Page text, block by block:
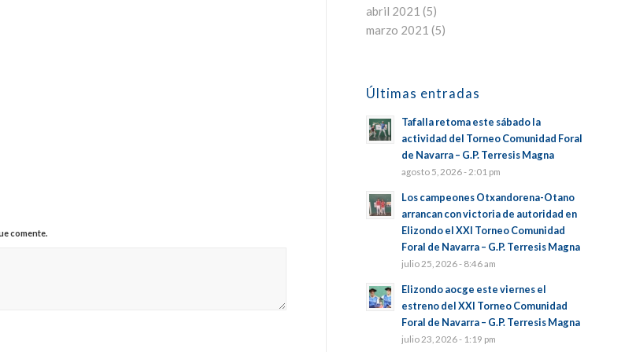
comente.
abril 2021 (5)
marzo 2021 (5)
Últimas entradas
Tafalla retoma este sábado la
actividad del Torneo Comunidad Foral
de Navarra – G.P. Terresis Magna
agosto 5, 2026 - 2:01 pm
Los campeones Otxandorena-Otano
arrancan con victoria de autoridad en
Elizondo el XXI Torneo Comunidad
Foral de Navarra – G.P. Terresis Magna
julio 25, 2026 - 8:46 am
Elizondo aocge este viernes el
estreno del XXI Torneo Comunidad
Foral de Navarra – G.P. Terresis Magna
julio 23, 2026 - 1:19 pm